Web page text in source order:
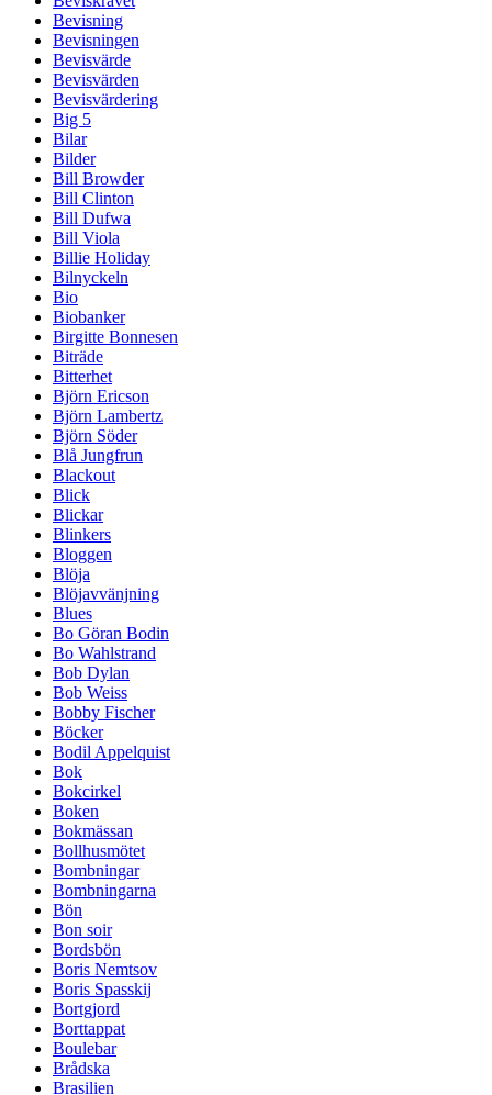
Bevisning
Bevisningen
Bevisvärde
Bevisvärden
Bevisvärdering
Big 5
Bilar
Bilder
Bill Browder
Bill Clinton
Bill Dufwa
Bill Viola
Billie Holiday
Bilnyckeln
Bio
Biobanker
Birgitte Bonnesen
Biträde
Bitterhet
Björn Ericson
Björn Lambertz
Björn Söder
Blå Jungfrun
Blackout
Blick
Blickar
Blinkers
Bloggen
Blöja
Blöjavvänjning
Blues
Bo Göran Bodin
Bo Wahlstrand
Bob Dylan
Bob Weiss
Bobby Fischer
Böcker
Bodil Appelquist
Bok
Bokcirkel
Boken
Bokmässan
Bollhusmötet
Bombningar
Bombningarna
Bön
Bon soir
Bordsbön
Boris Nemtsov
Boris Spasskij
Bortgjord
Borttappat
Boulebar
Brådska
Brasilien